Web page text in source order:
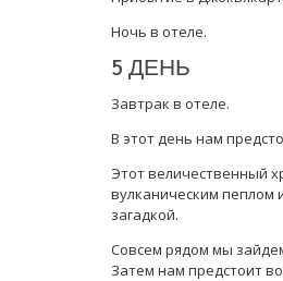
Ночь в отеле.
5 ДЕНЬ
Завтрак в отеле.
В этот день нам
Этот величественный
вулканическим пеплом
загадкой.
Совсем рядом мы
Затем нам предстоит